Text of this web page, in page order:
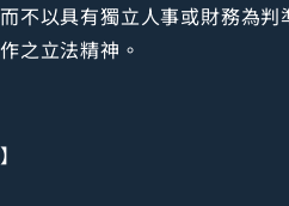
不以具有獨立人事或財務為
之立法精神。